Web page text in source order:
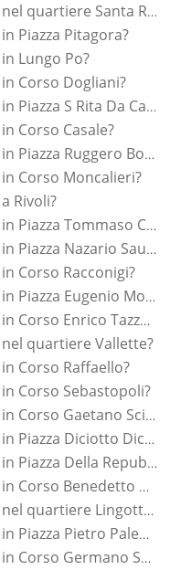
Vendere o Affittare nel quartiere Santa Rita?
Piazza Pitagora?
Lungo Po?
Corso Dogliani?
Vendere o Affittare in Piazza S Rita Da Cascia?
Corso Casale?
Vendere o Affittare in Piazza Ruggero Bonghi?
Corso Moncalieri?
Rivoli?
Vendere o Affittare in Piazza Tommaso Campanella?
Vendere o Affittare in Piazza Nazario Sauro?
Corso Racconigi?
Vendere o Affittare in Piazza Eugenio Montale?
Vendere o Affittare in Corso Enrico Tazzoli?
quartiere Vallette?
Corso Raffaello?
Corso Sebastopoli?
Vendere o Affittare in Corso Gaetano Scirea?
Vendere o Affittare in Piazza Diciotto Dicembre?
Vendere o Affittare in Piazza Della Repubblica?
Vendere o Affittare in Corso Benedetto Brin?
Vendere o Affittare nel quartiere Lingotto?
Vendere o Affittare in Piazza Pietro Paleocapa?
Vendere o Affittare in Corso Germano Sommeiller?